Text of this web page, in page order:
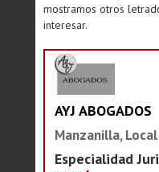
mostramos otros
interesar.
AYJ ABOGADOS
Manzanilla,
Especialidad